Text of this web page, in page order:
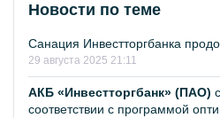
Новости по теме
Санация Инвестторгбанка
29 августа 2025 21:11
АКБ «Инвестторгбанк» (ПАО)
соответствии с программой